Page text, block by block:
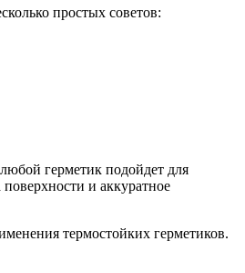
простых советов:
герметик подойдет для
и аккуратное
термостойких герметиков.